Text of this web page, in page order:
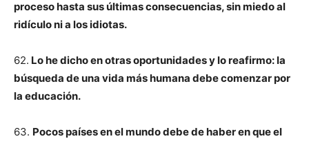
proceso hasta sus últimas consecuencias, sin miedo al
ridículo ni a los idiotas.
62. Lo he dicho en otras oportunidades y lo reafirmo: la
búsqueda de una vida más humana debe comenzar por
la educación.
63. Pocos países en el mundo debe de haber en que el